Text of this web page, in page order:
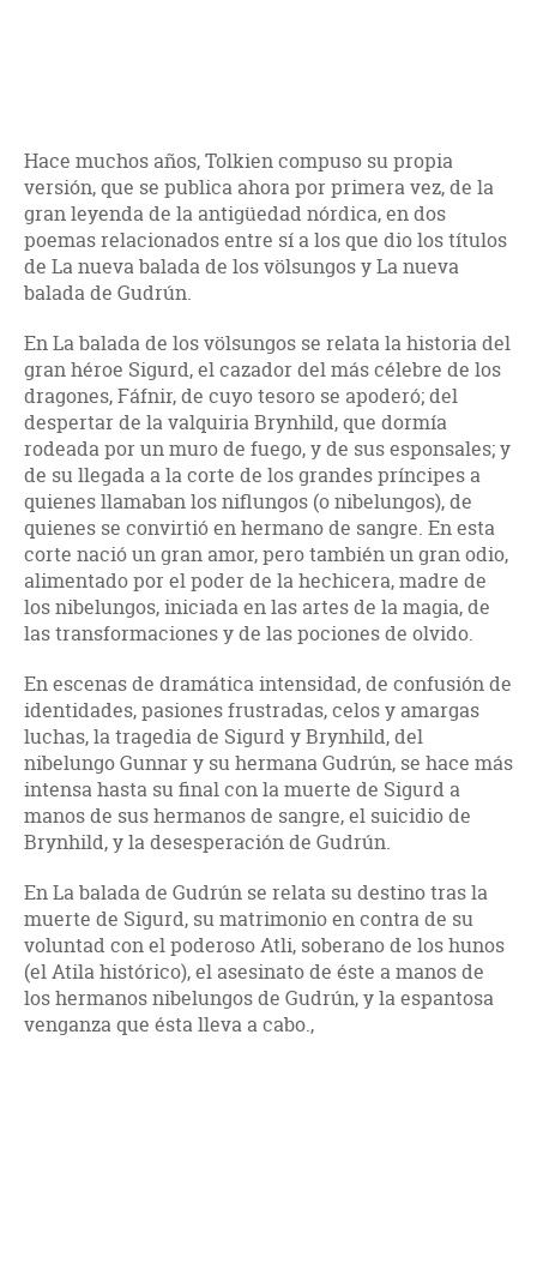
Hace muchos años, Tolkien compuso su propia
versión, que se publica ahora por primera vez, de la
gran leyenda de la antigüedad nórdica, en dos
poemas relacionados entre sí a los que dio los títulos
de La nueva balada de los völsungos y La nueva
balada de Gudrún.
En La balada de los völsungos se relata la historia del
gran héroe Sigurd, el cazador del más célebre de los
dragones, Fáfnir, de cuyo tesoro se apoderó; del
despertar de la valquiria Brynhild, que dormía
rodeada por un muro de fuego, y de sus esponsales; y
de su llegada a la corte de los grandes príncipes a
quienes llamaban los niflungos (o nibelungos), de
quienes se convirtió en hermano de sangre. En esta
corte nació un gran amor, pero también un gran odio,
alimentado por el poder de la hechicera, madre de
los nibelungos, iniciada en las artes de la magia, de
las transformaciones y de las pociones de olvido.
En escenas de dramática intensidad, de confusión de
identidades, pasiones frustradas, celos y amargas
luchas, la tragedia de Sigurd y Brynhild, del
nibelungo Gunnar y su hermana Gudrún, se hace más
intensa hasta su final con la muerte de Sigurd a
manos de sus hermanos de sangre, el suicidio de
Brynhild, y la desesperación de Gudrún.
En La balada de Gudrún se relata su destino tras la
muerte de Sigurd, su matrimonio en contra de su
voluntad con el poderoso Atli, soberano de los hunos
(el Atila histórico), el asesinato de éste a manos de
los hermanos nibelungos de Gudrún, y la espantosa
venganza que ésta lleva a cabo.,